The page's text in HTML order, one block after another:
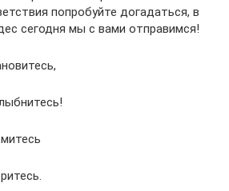
попробуйте догадаться, в
сегодня мы с вами отправимся!